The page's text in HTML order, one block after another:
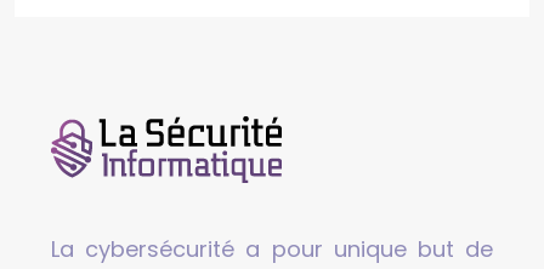
La cybersécurité a pour unique but de